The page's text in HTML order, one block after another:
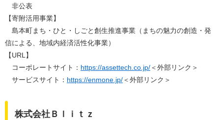
非公表
【寄附活用事業】
島本町まち・ひと・しごと創生推進事業（まちの魅力の創造・発
信による、地域内経済活性化事業）​
​【URL】
コーポレートサイト： https://assettech.co.jp/＜外部リンク＞
サービスサイト： https://enmone.jp/＜外部リンク＞
株式会社Ｂｌｉｔｚ